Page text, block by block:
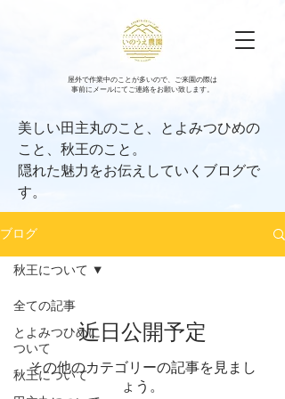
​屋外で作業中のことが多いので、ご来園の際は
事前にメールにてご連絡をお願い致します。
​美しい田主丸のこと、とよみつひめの
こと、秋王のこと。
​隠れた魅力をお伝えしていくブログで
す。
ブログ
全ての記事
とよみつひめに
ついて
秋王について
秋王について
近日公開予定
その他のカテゴリーの記事を見まし
ょう。